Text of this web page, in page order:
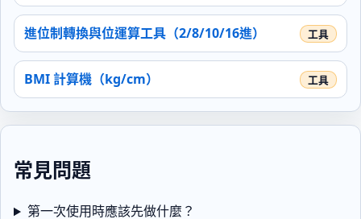
進位制轉換與位運算工具（2/8/10/16進）
BMI 計算機（kg/cm）
常見問題
第一次使用時應該先做什麼？